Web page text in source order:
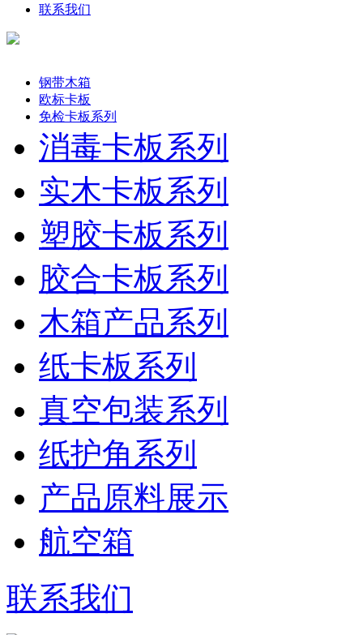
联系我们
钢带木箱
欧标卡板
免检卡板系列
消毒卡板系列
实木卡板系列
塑胶卡板系列
胶合卡板系列
木箱产品系列
纸卡板系列
真空包装系列
纸护角系列
产品原料展示
航空箱
联系我们